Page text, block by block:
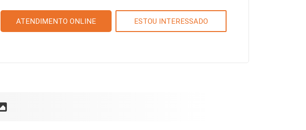
ATENDIMENTO ONLINE ESTOU INTERESSADO